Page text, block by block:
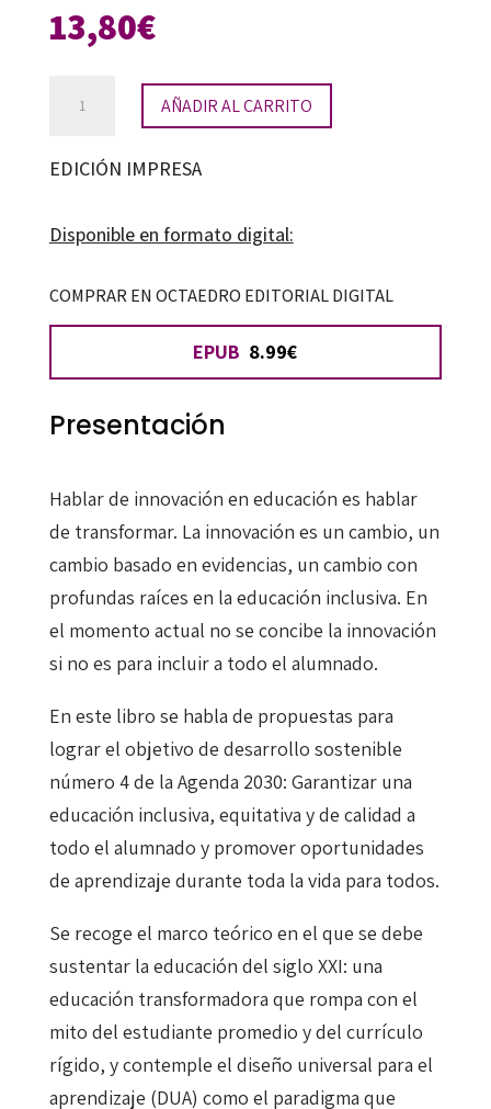
13,80€
inclusión
en
Universidad:
diseño
para
el
la
educación
calidad
cantidad
AÑADIR AL CARRITO
EDICIÓN IMPRESA
Disponible en formato digital:
COMPRAR EN OCTAEDRO EDITORIAL DIGITAL
EPUB 8.99€
Presentación
Hablar de innovación en educación es hablar
de transformar. La innovación es un cambio, un
cambio basado en evidencias, un cambio con
profundas raíces en la educación inclusiva. En
el momento actual no se concibe la innovación
si no es para incluir a todo el alumnado.
En este libro se habla de propuestas para
lograr el objetivo de desarrollo sostenible
número 4 de la Agenda 2030: Garantizar una
educación inclusiva, equitativa y de calidad a
todo el alumnado y promover oportunidades
de aprendizaje durante toda la vida para todos.
Se recoge el marco teórico en el que se debe
sustentar la educación del siglo XXI: una
educación transformadora que rompa con el
mito del estudiante promedio y del currículo
rígido, y contemple el diseño universal para el
aprendizaje (DUA) como el paradigma que